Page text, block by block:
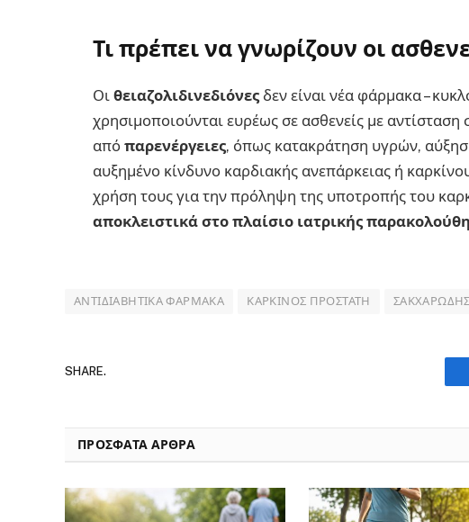
Τι πρέπει να γνωρίζουν οι
Οι θειαζολιδινεδιόνες δεν είναι νέα φάρμακα –
χρησιμοποιούνται ευρέως σε ασθενείς με
από παρενέργειες, όπως κατακράτηση υγρών,
αυξημένο κίνδυνο καρδιακής ανεπάρκειας ή
χρήση τους για την πρόληψη της υποτροπής του
αποκλειστικά στο πλαίσιο ιατρικής
ΑΝΤΙΔΙΑΒΗΤΙΚΆ ΦΆΡΜΑΚΑ ΚΑΡΚΊΝΟΣ ΠΡΟΣΤΆΤΗ
SHARE.
ΠΡΟΣΦΑΤΑ ΑΡΘΡΑ